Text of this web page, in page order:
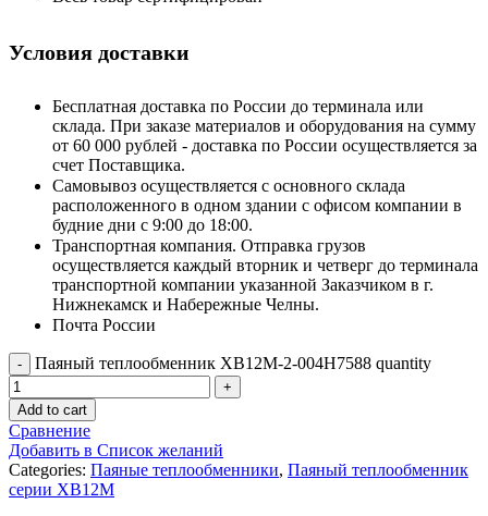
Условия доставки
Бесплатная доставка по России до терминала или
склада. При заказе материалов и оборудования на сумму
от 60 000 рублей - доставка по России осуществляется за
счет Поставщика.
Самовывоз осуществляется с основного склада
расположенного в одном здании с офисом компании в
будние дни с 9:00 до 18:00.
Транспортная компания. Отправка грузов
осуществляется каждый вторник и четверг до терминала
транспортной компании указанной Заказчиком в г.
Нижнекамск и Набережные Челны.
Почта России
Паяный теплообменник XB12M-2-004H7588 quantity
Add to cart
Сравнение
Добавить в Список желаний
Categories: Паяные теплообменники, Паяный теплообменник
серии XB12M